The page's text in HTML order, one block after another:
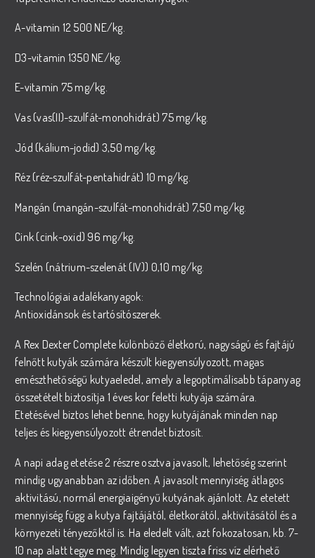
A-vitamin 12 500 NE/kg.
D3-vitamin 1350 NE/kg.
E-vitamin 75 mg/kg.
Vas (vas(II)-szulfát-monohidrát) 75 mg/kg.
Jód (kálium-jodid) 3,50 mg/kg.
Réz (réz-szulfát-pentahidrát) 10 mg/kg.
Mangán (mangán-szulfát-monohidrát) 7,50 mg/kg.
Cink (cink-oxid) 96 mg/kg.
Szelén (nátrium-szelenát (IV)) 0,10 mg/kg.
Technológiai adalékanyagok:
Antioxidánsok és tartósítószerek.
A Rex Dexter Complete különböző életkorú, nagyságú és fajtájú
felnőtt kutyák számára készült kiegyensúlyozott, magas
emészthetőségű kutyaeledel, amely a legoptimálisabb tápanyag
összetételt biztosítja 1 éves kor feletti kutyája számára.
Etetésével biztos lehet benne, hogy kutyájának minden nap
teljes és kiegyensúlyozott étrendet biztosít.
A napi adag etetése 2 részre osztva javasolt, lehetőség szerint
mindig ugyanabban az időben. A javasolt mennyiség átlagos
aktivitású, normál energiaigényű kutyának ajánlott. Az etetett
mennyiség függ a kutya fajtájától, életkorától, aktivitásától és a
környezeti tényezőktől is. Ha eledelt vált, azt fokozatosan, kb. 7-
10 nap alatt tegye meg. Mindig legyen tiszta friss víz elérhető